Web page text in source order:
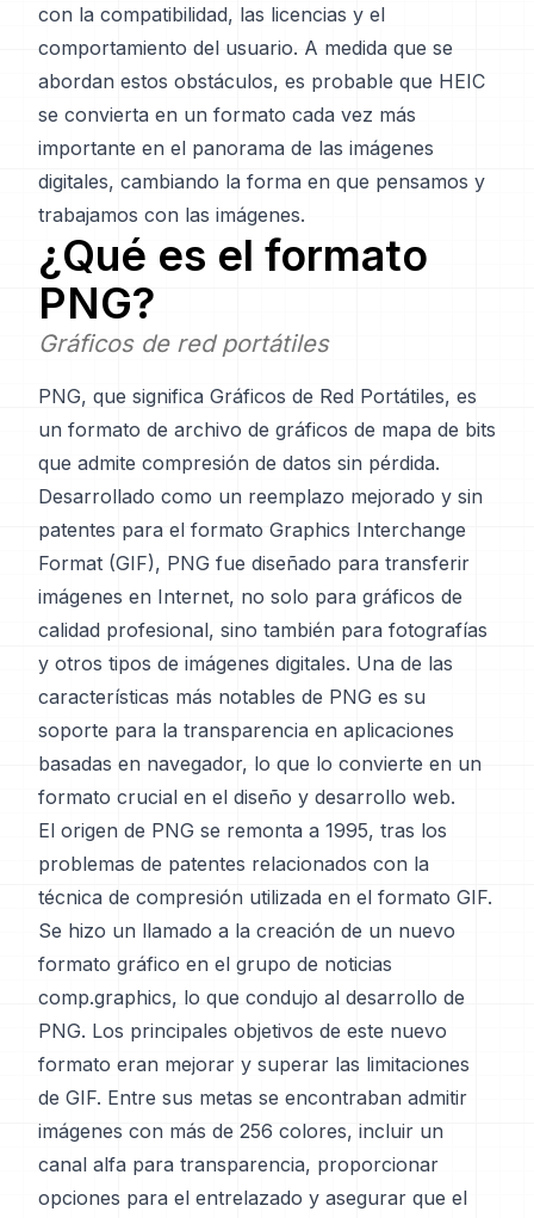
con la compatibilidad, las licencias y el
comportamiento del usuario. A medida que se
abordan estos obstáculos, es probable que HEIC
se convierta en un formato cada vez más
importante en el panorama de las imágenes
digitales, cambiando la forma en que pensamos y
trabajamos con las imágenes.
¿Qué es el formato
PNG?
Gráficos de red portátiles
PNG, que significa Gráficos de Red Portátiles, es
un formato de archivo de gráficos de mapa de bits
que admite compresión de datos sin pérdida.
Desarrollado como un reemplazo mejorado y sin
patentes para el formato Graphics Interchange
Format (GIF), PNG fue diseñado para transferir
imágenes en Internet, no solo para gráficos de
calidad profesional, sino también para fotografías
y otros tipos de imágenes digitales. Una de las
características más notables de PNG es su
soporte para la transparencia en aplicaciones
basadas en navegador, lo que lo convierte en un
formato crucial en el diseño y desarrollo web.
El origen de PNG se remonta a 1995, tras los
problemas de patentes relacionados con la
técnica de compresión utilizada en el formato GIF.
Se hizo un llamado a la creación de un nuevo
formato gráfico en el grupo de noticias
comp.graphics, lo que condujo al desarrollo de
PNG. Los principales objetivos de este nuevo
formato eran mejorar y superar las limitaciones
de GIF. Entre sus metas se encontraban admitir
imágenes con más de 256 colores, incluir un
canal alfa para transparencia, proporcionar
opciones para el entrelazado y asegurar que el